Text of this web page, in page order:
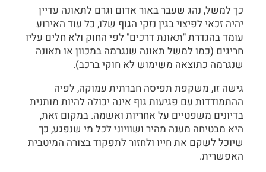
כך למשל, נהג שעבר באור אדום וגרם לתאונה עדיין
יהיה זכאי לפיצוי בגין נזקי הגוף שלו, כל עוד האירוע
עומד בהגדרת "תאונת דרכים" לפי החוק ולא חלים עליו
חריגים (כמו למשל תאונה שנגרמה במכוון או תאונה
שנגרמה כתוצאה משימוש לא חוקי ברכב).
גישה זו, משקפת תפיסה חברתית עמוקה, לפיה
ההתמודדות עם פגיעות גוף אינה יכולה להיות מותנית
בדיונים משפטיים על אחריות ואשמה. במקום זאת,
היא מבטיחה מענה מהיר ושוויוני לכל מי שנפגע, כך
שיוכל לשקם את חייו ולחזור לתפקוד בצורה המיטבית
האפשרית.